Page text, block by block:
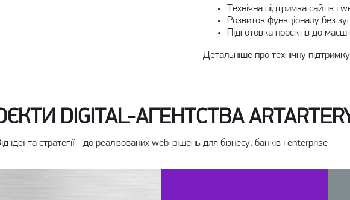
Технічна підтримка сайтів і
Розвиток функціоналу без
Підготовка проєктів до
Детальніше про технічну
DIGITAL-АГЕНТСТВА
ідеї та стратегії - до реалізованих web-рішень для бізнесу, банків і enterprise